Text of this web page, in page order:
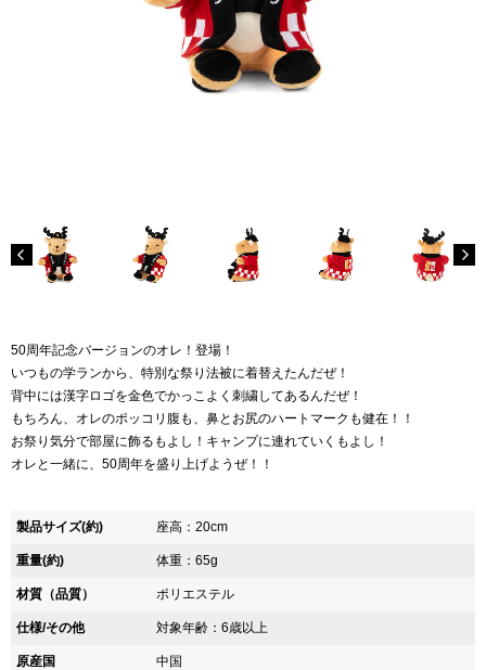
50周年記念バージョンのオレ！登場！
いつもの学ランから、特別な祭り法被に着替えたんだぜ！
背中には漢字ロゴを金色でかっこよく刺繍してあるんだぜ！
もちろん、オレのポッコリ腹も、鼻とお尻のハートマークも健在！！
お祭り気分で部屋に飾るもよし！キャンプに連れていくもよし！
オレと一緒に、50周年を盛り上げようぜ！！
製品サイズ(約) 座高：20cm
重量(約) 体重：65g
材質（品質） ポリエステル
仕様/その他 対象年齢：6歳以上
原産国 中国